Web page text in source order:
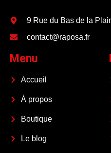
9 Rue du Bas de la
contact@raposa.fr
Menu
Accueil
À propos
Boutique
Le blog